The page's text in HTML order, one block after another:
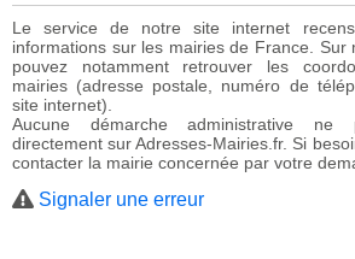
Le service de notre site internet
informations sur les mairies de France. Sur
pouvez notamment retrouver les
mairies (adresse postale, numéro de
site internet).
Aucune démarche administrative ne
directement sur Adresses-Mairies.fr. Si
contacter la mairie concernée par votre
Signaler une erreur